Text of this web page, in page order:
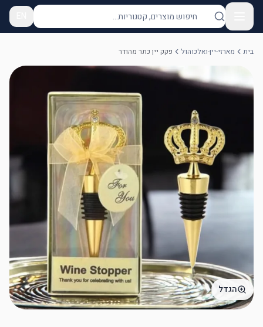
בית מארזי-יין-ואלכוהול פקק יין כתר מהודר
הגדל